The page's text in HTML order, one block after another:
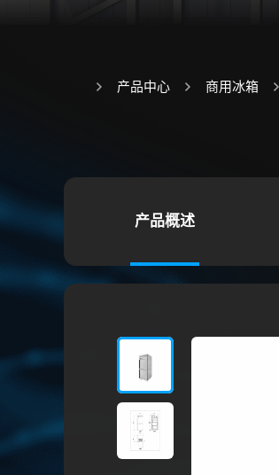
产品中心 商用冰箱
产品概述